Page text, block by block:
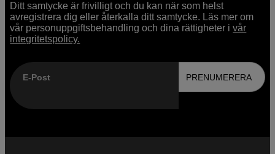
Ditt samtycke är frivilligt och du kan när som helst
avregistrera dig eller återkalla ditt samtycke. Läs mer om
vår personuppgiftsbehandling och dina rättigheter ivår
integritetspolicy.
E-Post PRENUMERERA